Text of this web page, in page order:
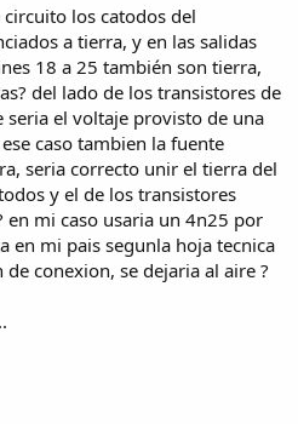
los catodos del
a tierra, y en las salidas
18 a 25 también son tierra,
del lado de los transistores de
seria el voltaje provisto de una
caso tambien la fuente
seria correcto unir el tierra del
y el de los transistores
en mi caso usaria un 4n25 por
en mi pais segunla hoja tecnica
conexion, se dejaria al aire ?